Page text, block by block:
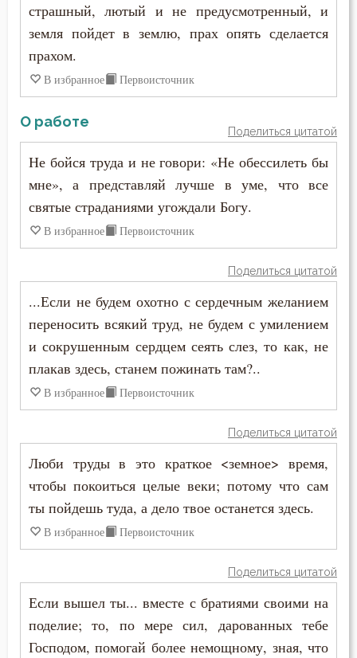
Роскошь
Самолюбие
Самомнение
Свобода
Свобода воли
Святость
Священники
Семья
Сердце
Сладострастие
Сластолюбие
Слух
Смертная память
страшный, лютый и не предусмотренный, и
земля пойдет в землю, прах опять сделается
прахом.
В избранное Первоисточник
О работе
Поделиться цитатой
Не бойся труда и не говори: «Не обессилеть бы
мне», а представляй лучше в уме, что все
святые страданиями угождали Богу.
В избранное Первоисточник
Поделиться цитатой
...Если не будем охотно с сердечным желанием
переносить всякий труд, не будем с умилением
и сокрушенным сердцем сеять слез, то как, не
плакав здесь, станем пожинать там?..
В избранное Первоисточник
Поделиться цитатой
Люби труды в это краткое <земное> время,
чтобы покоиться целые веки; потому что сам
ты пойдешь туда, а дело твое останется здесь.
В избранное Первоисточник
Поделиться цитатой
Если вышел ты... вместе с братиями своими на
поделие; то, по мере сил, дарованных тебе
Господом, помогай более немощному, зная, что